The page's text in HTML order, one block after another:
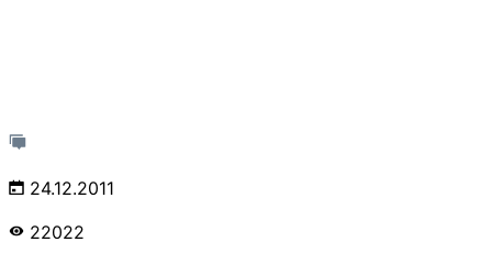
24.12.2011
22022